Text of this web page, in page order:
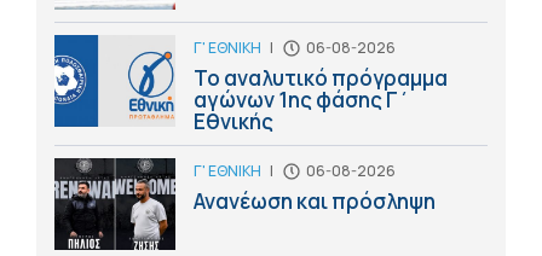
Γ' ΕΘΝΙΚΗ | 06-08-2026
Το αναλυτικό πρόγραμμα
αγώνων 1ης φάσης Γ΄
Εθνικής
Γ' ΕΘΝΙΚΗ | 06-08-2026
Ανανέωση και πρόσληψη